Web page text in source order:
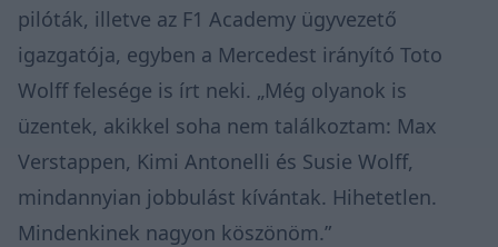
pilóták, illetve az F1 Academy ügyvezető
igazgatója, egyben a Mercedest irányító Toto
Wolff felesége is írt neki. „Még olyanok is
üzentek, akikkel soha nem találkoztam: Max
Verstappen, Kimi Antonelli és Susie Wolff,
mindannyian jobbulást kívántak. Hihetetlen.
Mindenkinek nagyon köszönöm.”